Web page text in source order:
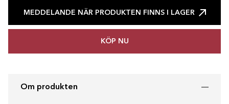
MEDDELANDE NÄR PRODUKTEN FINNS I LAGER
KÖP NU
Om produkten